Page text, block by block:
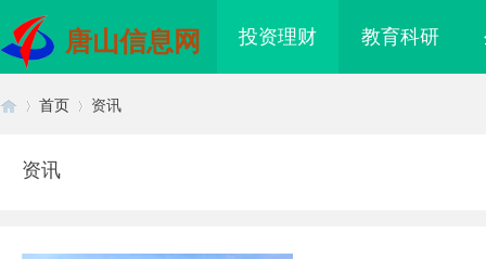
唐山信息网 投资理财 教育科研
首页 资讯
资讯